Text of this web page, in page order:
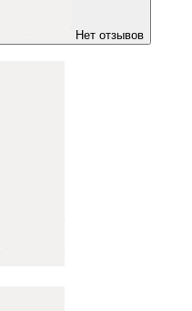
Нет отзывов